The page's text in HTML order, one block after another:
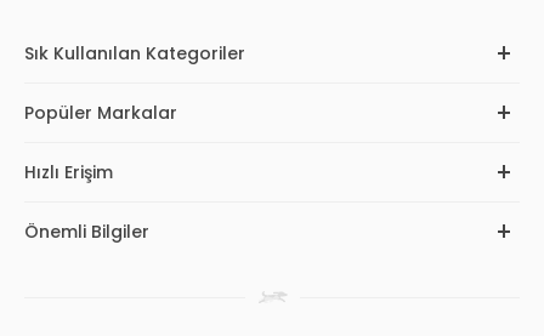
Sık Kullanılan Kategoriler
Popüler Markalar
Hızlı Erişim
Önemli Bilgiler